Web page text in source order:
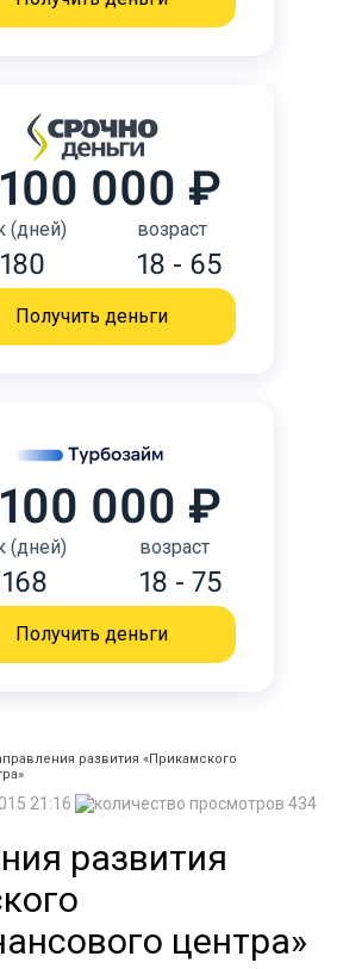
100 000 ₽
(дней) возраст
18 - 65
Получить деньги
100 000 ₽
(дней) возраст
18 - 75
Получить деньги
развития «Прикамского
434
21:16
развития
центра»